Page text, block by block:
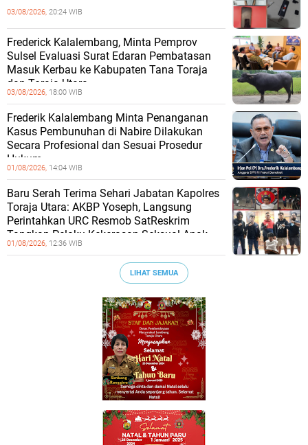
03/08/2026, 20:24 WIB
Frederick Kalalembang, Minta Pemprov
Sulsel Evaluasi Surat Edaran Pembatasan
Masuk Kerbau ke Kabupaten Tana Toraja
dan Toraja Utara
03/08/2026, 18:00 WIB
Frederik Kalalembang Minta Penanganan
Kasus Pembunuhan di Nabire Dilakukan
Secara Profesional dan Sesuai Prosedur
Hukum
01/08/2026, 14:04 WIB
Baru Serah Terima Sehari Jabatan Kapolres
Toraja Utara: AKBP Yoseph, Langsung
Perintahkan URC Resmob SatReskrim
Tangkap Pelaku Kekerasan Seksual Anak
01/08/2026, 12:36 WIB
LIHAT SEMUA